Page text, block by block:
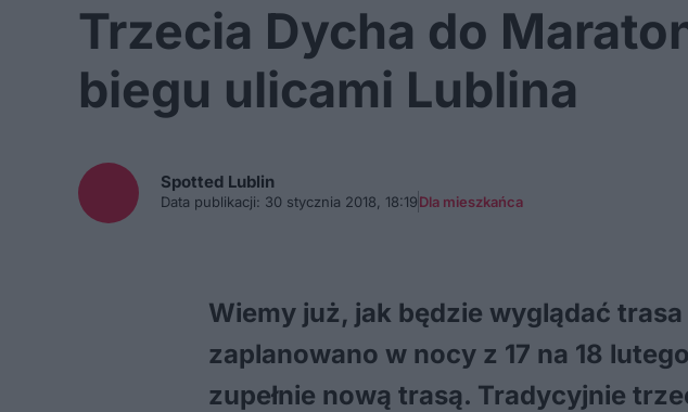
Trzecia Dycha do
biegu ulicami Lublina
Spotted Lublin
Data publikacji: 30 stycznia 2018, 18:19Dla mieszkańca
Wiemy już, jak będzie wyglądać
zaplanowano w nocy z 17 na 18
zupełnie nową trasą. Tradycyjnie